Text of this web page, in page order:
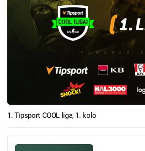
1. Tipsport COOL liga, 1. kolo